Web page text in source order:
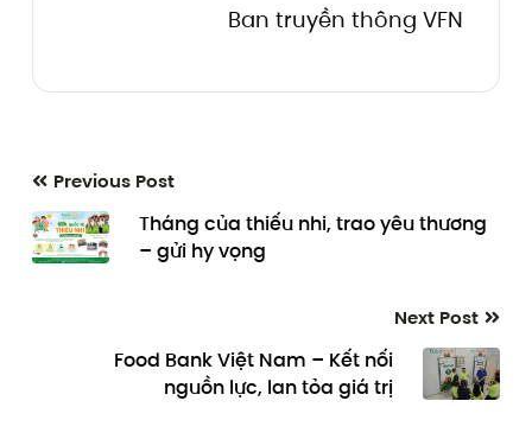
Ban truyền thông VFN
Previous Post
Tháng của thiếu nhi, trao yêu thương
– gửi hy vọng
Next Post
Food Bank Việt Nam – Kết nối
nguồn lực, lan tỏa giá trị